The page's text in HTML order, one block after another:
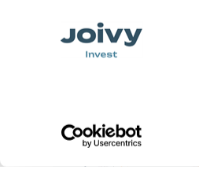
RENDIMIENTO
UBICACIÓN